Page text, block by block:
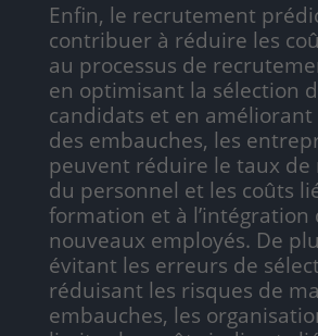
Enfin, le recrutement
contribuer à réduire les
au processus de
en optimisant la sélection
candidats et en
des embauches, les
peuvent réduire le taux
du personnel et les coûts
formation et à l’intégration
nouveaux employés. De
évitant les erreurs de
réduisant les risques de
embauches, les